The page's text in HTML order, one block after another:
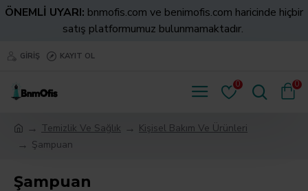
ÖNEMLİ UYARI: bnmofis.com ve benimofis.com haricinde hiçbir
satış platformumuz bulunmamaktadır.
GIRIŞ KAYIT OL
0 0
Temizlik Ve Sağlık
Kişisel Bakım Ve Ürünleri
Şampuan
Şampuan